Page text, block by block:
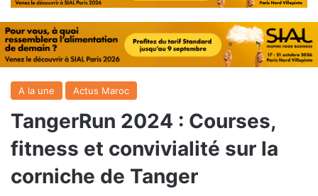
A la une Actus Maroc
TangerRun 2024 : Courses,
fitness et convivialité sur la
corniche de Tanger